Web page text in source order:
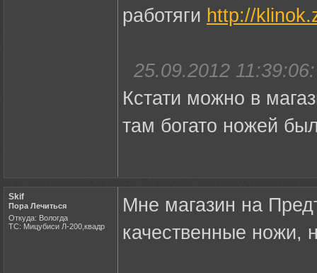
работяги http://
25.09.2012 11:39:06:
Кстати можно в
там богато ножей
Skif
Пора Лечиться
Откуда: Вологда
ТС: Мицубиси Л-200,квадр
Мне магазин на
качественные ножи,